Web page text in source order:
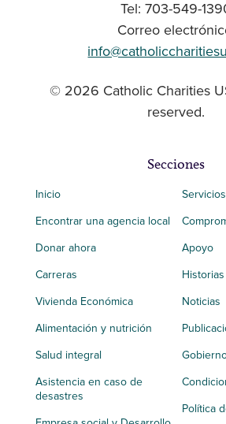
Tel: 703-549-
Correo
© 2026 Catholic Charities
reserved.
Secciones
Inicio
Encontrar una agencia local
Donar ahora
Carreras
Vivienda Económica
Alimentación y nutrición
Salud integral
Asistencia en caso de
desastres
Apoyo
Historias
Noticias
Política